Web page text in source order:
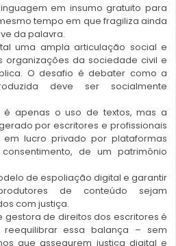
em insumo gratuito para
tempo em que fragiliza ainda
da palavra.
uma ampla articulação social e
organizações da sociedade civil e
O desafio é debater como a
deve ser socialmente
apenas o uso de textos, mas a
por escritores e profissionais
lucro privado por plataformas
de um patrimônio
de espoliação digital e garantir
de conteúdo sejam
com justiça.
de direitos dos escritores é
essa balança – sem
que assegurem justiça digital e